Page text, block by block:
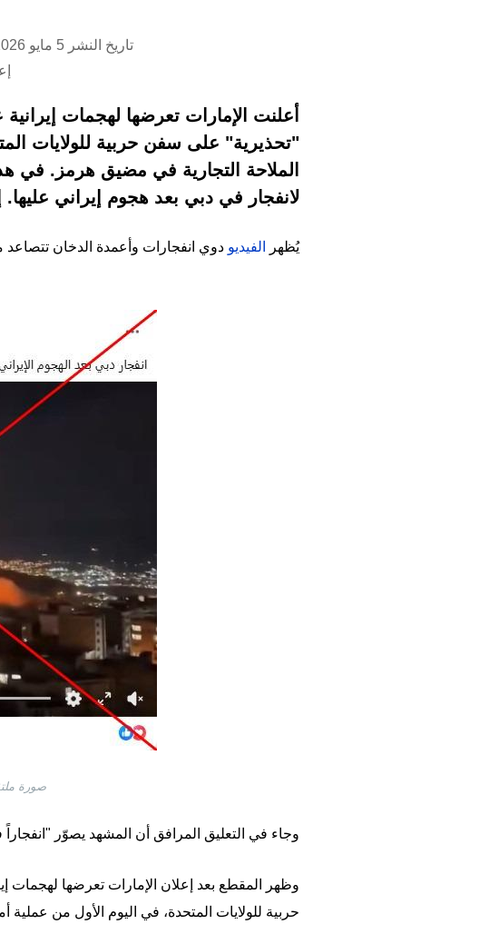
تاريخ النشر 5 مايو 2026 الساعة 14:01
أعلنت الإمارات تعرضها لهجمات إيرانية
"تحذيرية" على سفن حربية للولايات
الملاحة التجارية في مضيق هرمز. في
لانفجار في دبي بعد هجوم إيراني
يُظهر الفيديو دوي انفجارات وأعمدة الدخان تتصاعد
صورة ملتقطة من
وجاء في التعليق المرافق أن المشهد يصوّر "انفجاراً
وظهر المقطع بعد إعلان الإمارات تعرضها لهجمات
حربية للولايات المتحدة، في اليوم الأول من